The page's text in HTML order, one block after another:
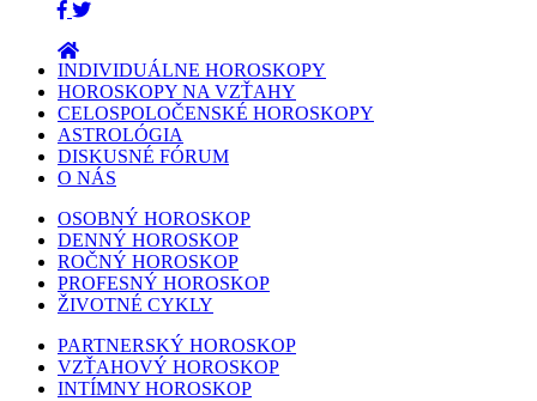
INDIVIDUÁLNE HOROSKOPY
HOROSKOPY NA VZŤAHY
CELOSPOLOČENSKÉ HOROSKOPY
ASTROLÓGIA
DISKUSNÉ FÓRUM
O NÁS
OSOBNÝ HOROSKOP
DENNÝ HOROSKOP
ROČNÝ HOROSKOP
PROFESNÝ HOROSKOP
ŽIVOTNÉ CYKLY
PARTNERSKÝ HOROSKOP
VZŤAHOVÝ HOROSKOP
INTÍMNY HOROSKOP